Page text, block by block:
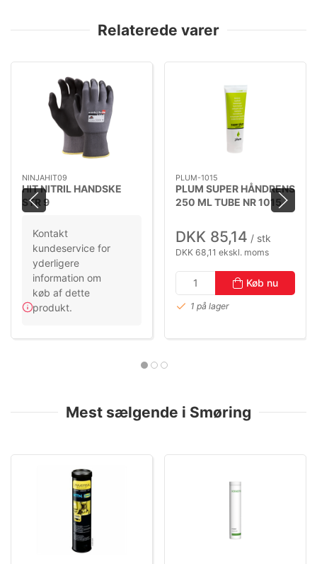
Relaterede varer
NINJAHIT09
HIT NITRIL HANDSKE
STR 9
Kontakt
kundeservice for
yderligere
information om
køb af dette
produkt.
Ikke på lager
PLUM-1015
PLUM SUPER HÅNDRENS
250 ML TUBE NR 1015
DKK 85,14 / stk
DKK 68,11 ekskl. moms
Køb nu
1 på lager
Mest sælgende i Smøring